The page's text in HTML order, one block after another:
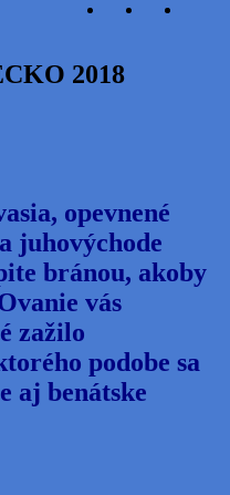
2018
opevnené
juhovýchode
bránou, akoby
vás
zažilo
podobe sa
aj benátske